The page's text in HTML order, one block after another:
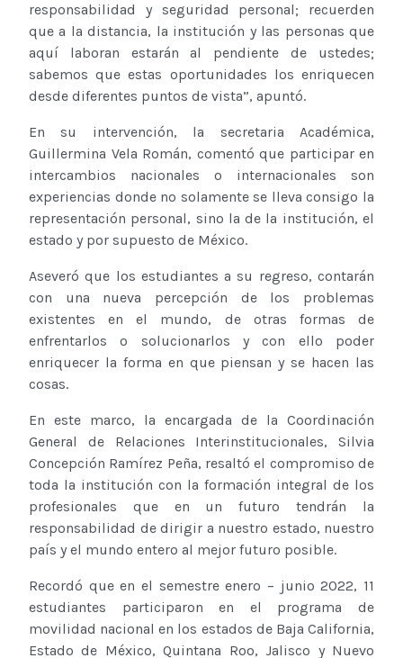
responsabilidad y seguridad personal; recuerden
que a la distancia, la institución y las personas que
aquí laboran estarán al pendiente de ustedes;
sabemos que estas oportunidades los enriquecen
desde diferentes puntos de vista”, apuntó.
En su intervención, la secretaria Académica,
Guillermina Vela Román, comentó que participar en
intercambios nacionales o internacionales son
experiencias donde no solamente se lleva consigo la
representación personal, sino la de la institución, el
estado y por supuesto de México.
Aseveró que los estudiantes a su regreso, contarán
con una nueva percepción de los problemas
existentes en el mundo, de otras formas de
enfrentarlos o solucionarlos y con ello poder
enriquecer la forma en que piensan y se hacen las
cosas.
En este marco, la encargada de la Coordinación
General de Relaciones Interinstitucionales, Silvia
Concepción Ramírez Peña, resaltó el compromiso de
toda la institución con la formación integral de los
profesionales que en un futuro tendrán la
responsabilidad de dirigir a nuestro estado, nuestro
país y el mundo entero al mejor futuro posible.
Recordó que en el semestre enero – junio 2022, 11
estudiantes participaron en el programa de
movilidad nacional en los estados de Baja California,
Estado de México, Quintana Roo, Jalisco y Nuevo